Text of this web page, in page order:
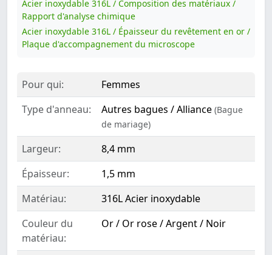
Acier inoxydable 316L / Composition des matériaux /
Rapport d'analyse chimique
Acier inoxydable 316L / Épaisseur du revêtement en or /
Plaque d'accompagnement du microscope
Pour qui:
Femmes
Type d'anneau:
Autres bagues / Alliance (Bague
de mariage)
Largeur:
8,4 mm
Épaisseur:
1,5 mm
Matériau:
316L Acier inoxydable
Couleur du
matériau:
Or / Or rose / Argent / Noir